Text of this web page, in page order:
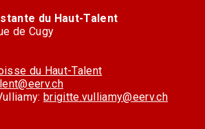
du Haut-Talent
de Cugy
du Haut-Talent
brigitte.vulliamy@eerv.ch